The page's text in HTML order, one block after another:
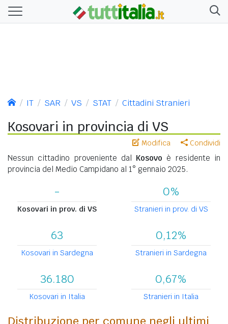
IT SAR VS STAT Cittadini Stranieri
Kosovari in provincia di VS
Modifica Condividi
Nessun cittadino proveniente dal Kosovo è residente in
provincia del Medio Campidano al 1° gennaio 2025.
-
Kosovari in prov. di VS
0%
Stranieri in prov. di VS
63
Kosovari in Sardegna
0,12%
Stranieri in Sardegna
36.180
Kosovari in Italia
0,67%
Stranieri in Italia
Distribuzione per comune negli ultimi